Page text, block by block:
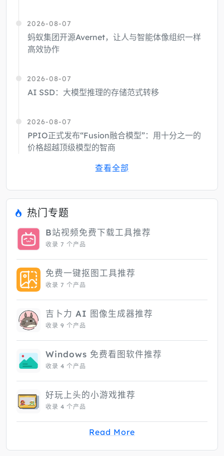
2026-08-07
蚂蚁集团开源Avernet，让人与智能体像组织一样
高效协作
2026-08-07
AI SSD：大模型推理的存储范式转移
2026-08-07
PPIO正式发布“Fusion融合模型”：用十分之一的
价格超越顶级模型的智商
查看全部
热门专题
B站视频免费下载工具推荐
收录 7 个产品
免费一键抠图工具推荐
收录 7 个产品
吉卜力 AI 图像生成器推荐
收录 9 个产品
Windows 免费看图软件推荐
收录 4 个产品
好玩上头的小游戏推荐
收录 4 个产品
Read More